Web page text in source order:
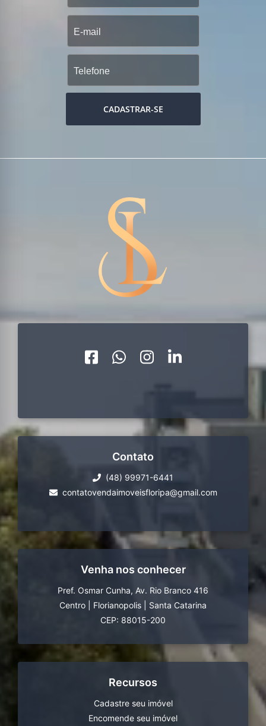
CADASTRAR-SE
Contato
(48) 99971-6441
contatovendaimoveisfloripa@gmail.com
Venha nos conhecer
Pref. Osmar Cunha, Av. Rio Branco 416
Centro
Florianopolis
Santa Catarina
CEP: 88015-200
Recursos
Cadastre seu imóvel
Encomende seu imóvel